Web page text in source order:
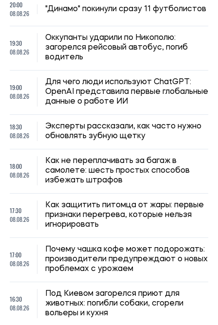
20:00
08.08.26
"Динамо" покинули сразу 11 футболистов
19:30
08.08.26
Оккупанты ударили по Никополю:
загорелся рейсовый автобус, погиб
водитель
19:00
08.08.26
Для чего люди используют ChatGPT:
OpenAI представила первые глобальные
данные о работе ИИ
18:30
08.08.26
Эксперты рассказали, как часто нужно
обновлять зубную щетку
18:00
08.08.26
Как не переплачивать за багаж в
самолете: шесть простых способов
избежать штрафов
17:30
08.08.26
Как защитить питомца от жары: первые
признаки перегрева, которые нельзя
игнорировать
17:00
08.08.26
Почему чашка кофе может подорожать:
производители предупреждают о новых
проблемах с урожаем
16:30
08.08.26
Под Киевом загорелся приют для
животных: погибли собаки, сгорели
вольеры и кухня